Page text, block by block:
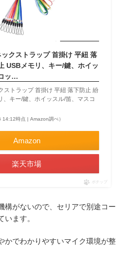
クストラップ 首掛け 平紐 落
USBメモリ、キー/鍵、ホイッ
ッ…
ストラップ 首掛け 平紐 落下防止 紛
、キー/鍵、ホイッスル/笛、マスコ
14:12時点 | Amazon調べ）
Amazon
楽天市場
ポチップ
構がないので、セリアで別途コー
います。
かでわかりやすいマイク環境が整